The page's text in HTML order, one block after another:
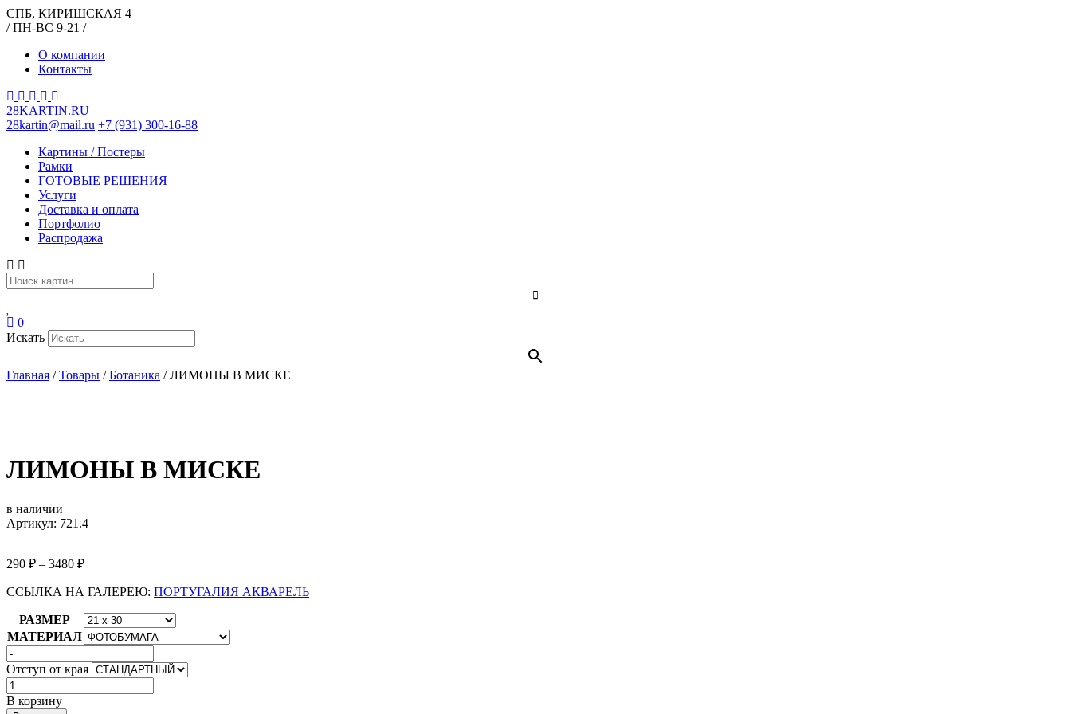
СПБ, КИРИШСКАЯ 4
/ ПН-ВС 9-21 /
О компании
Контакты
28KARTIN.RU
28kartin@mail.ru +7 (931) 300-16-88
Картины / Постеры
Рамки
ГОТОВЫЕ РЕШЕНИЯ
Услуги
Доставка и оплата
Портфолио
Распродажа
0
Искать
Главная /Товары /Ботаника /ЛИМОНЫ В МИСКЕ
ЛИМОНЫ В МИСКЕ
в наличии
Артикул: 721.4
290 ₽ – 3480 ₽
ССЫЛКА НА ГАЛЕРЕЮ: ПОРТУГАЛИЯ АКВАРЕЛЬ
РАЗМЕР
МАТЕРИАЛ
Отступ от края
Количество
товара
В корзину